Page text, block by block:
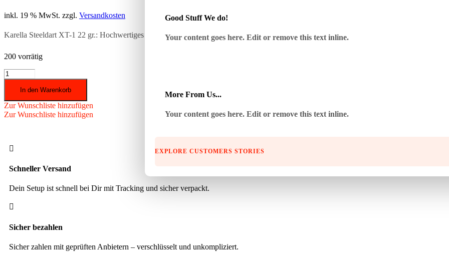
Good Stuff We do!
Your content goes here. Edit or remove this text inline.
More From Us...
Your content goes here. Edit or remove this text inline.
EXPLORE CUSTOMERS STORIES
inkl. 19 % MwSt. zzgl. Versandkosten
Karella Steeldart XT-1 22 gr.: Hochwertiges Steeldartset mit messingfarbenem Zylinder-Barrel, Ringstruktur und Profi-Shaftern. Perfekt für
200 vorrätig
Karella
-
Steeldart
XT-
1
22
In den Warenkorb
Zur Wunschliste hinzufügen
Zur Wunschliste hinzufügen

Schneller Versand
Dein Setup ist schnell bei Dir mit Tracking und sicher verpackt.

Sicher bezahlen
Sicher zahlen mit geprüften Anbietern – verschlüsselt und unkompliziert.